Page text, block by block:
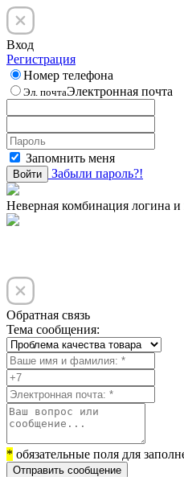
Вход
Регистрация
Номер телефона
Эл. почтаЭлектронная почта
Запомнить меня
Войти Забыли пароль?!
Неверная комбинация логина и
Обратная связь
Тема сообщения:
* обязательные поля для
Отправить сообщение